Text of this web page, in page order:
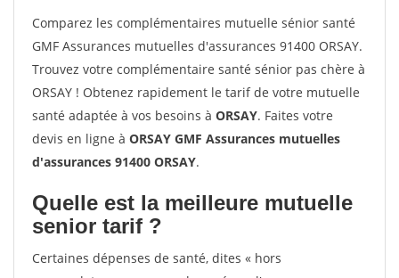
Comparez les complémentaires mutuelle sénior santé
GMF Assurances mutuelles d'assurances 91400 ORSAY.
Trouvez votre complémentaire santé sénior pas chère à
ORSAY ! Obtenez rapidement le tarif de votre mutuelle
santé adaptée à vos besoins à ORSAY. Faites votre
devis en ligne à ORSAY GMF Assurances mutuelles
d'assurances 91400 ORSAY.
Quelle est la meilleure mutuelle
senior tarif ?
Certaines dépenses de santé, dites « hors